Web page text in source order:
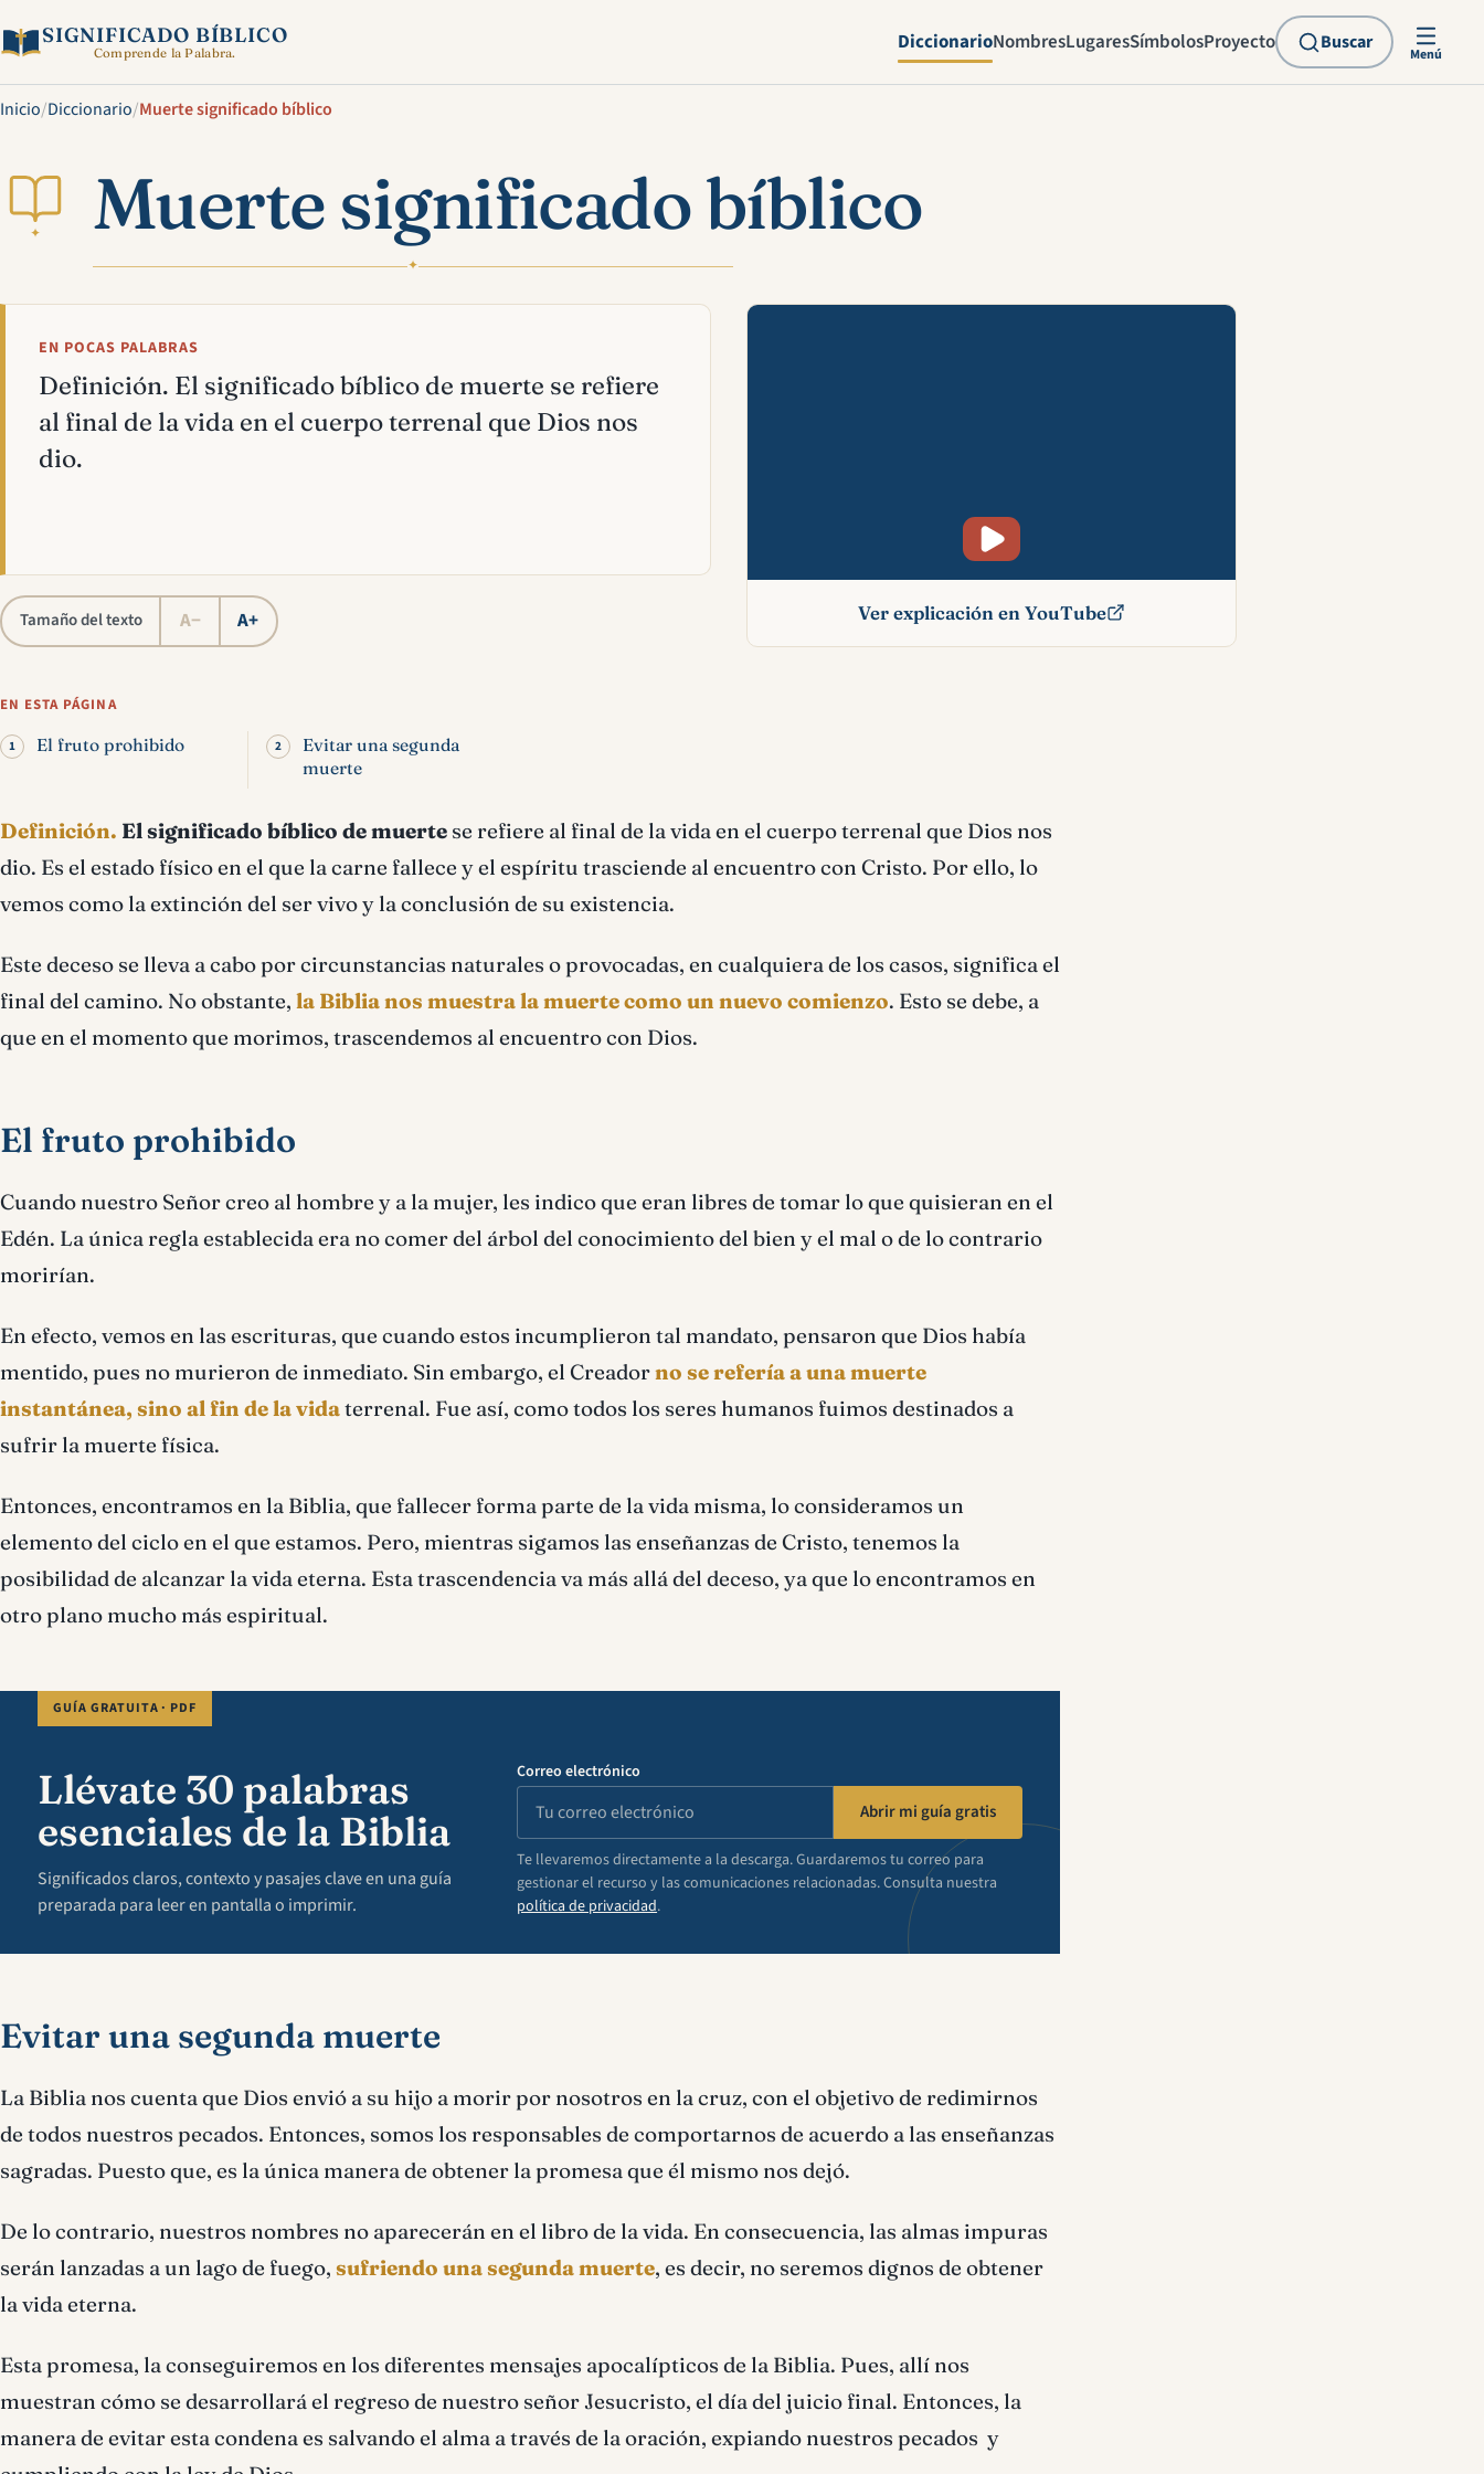
SIGNIFICADO BÍBLICO
Comprende la Palabra. DiccionarioNombresLugaresSímbolosProyecto Buscar
Menú
Inicio/Diccionario/Muerte significado bíblico
✦ Muerte significado bíblico
✦
EN POCAS PALABRAS
Definición. El significado bíblico de muerte se refiere
al final de la vida en el cuerpo terrenal que Dios nos
dio.
Tamaño del texto A− A+
Mira esta explicación en vídeo
Ver explicación en YouTube
EN ESTA PÁGINA
El fruto prohibido
Evitar una segunda
muerte
Definición. El significado bíblico de muerte se refiere al final de la vida en el cuerpo terrenal que Dios nos
dio. Es el estado físico en el que la carne fallece y el espíritu trasciende al encuentro con Cristo. Por ello, lo
vemos como la extinción del ser vivo y la conclusión de su existencia.
Este deceso se lleva a cabo por circunstancias naturales o provocadas, en cualquiera de los casos, significa el
final del camino. No obstante, la Biblia nos muestra la muerte como un nuevo comienzo. Esto se debe, a
que en el momento que morimos, trascendemos al encuentro con Dios.
El fruto prohibido
Cuando nuestro Señor creo al hombre y a la mujer, les indico que eran libres de tomar lo que quisieran en el
Edén. La única regla establecida era no comer del árbol del conocimiento del bien y el mal o de lo contrario
morirían.
En efecto, vemos en las escrituras, que cuando estos incumplieron tal mandato, pensaron que Dios había
mentido, pues no murieron de inmediato. Sin embargo, el Creadorno se refería a una muerte
instantánea, sino al fin de la vidaterrenal. Fue así, como todos los seres humanos fuimos destinados a
sufrir la muerte física.
Entonces, encontramos en la Biblia, que fallecer forma parte de la vida misma, lo consideramos un
elemento del ciclo en el que estamos. Pero, mientras sigamos las enseñanzas de Cristo, tenemos la
posibilidad de alcanzar la vida eterna. Esta trascendencia va más allá del deceso, ya que lo encontramos en
otro plano mucho más espiritual.
GUÍA GRATUITA · PDF
Llévate 30 palabras
esenciales de la Biblia
Significados claros, contexto y pasajes clave en una guía
preparada para leer en pantalla o imprimir.
Correo electrónico
Abrir mi guía gratis
Te llevaremos directamente a la descarga. Guardaremos tu correo para
gestionar el recurso y las comunicaciones relacionadas. Consulta nuestra
política de privacidad.
Evitar una segunda muerte
La Biblia nos cuenta que Dios envió a su hijo a morir por nosotros en la cruz, con el objetivo de redimirnos
de todos nuestros pecados. Entonces, somos los responsables de comportarnos de acuerdo a las enseñanzas
sagradas. Puesto que, es la única manera de obtener la promesa que él mismo nos dejó.
De lo contrario, nuestros nombres no aparecerán en el libro de la vida. En consecuencia, las almas impuras
serán lanzadas a un lago de fuego, sufriendo una segunda muerte, es decir, no seremos dignos de obtener
la vida eterna.
Esta promesa, la conseguiremos en los diferentes mensajes apocalípticos de la Biblia. Pues, allí nos
muestran cómo se desarrollará el regreso de nuestro señor Jesucristo, el día del juicio final. Entonces, la
manera de evitar esta condena es salvando el alma a través de la oración, expiando nuestros pecados y